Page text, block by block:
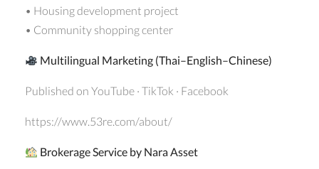
• Housing development project
• Community shopping center
Multilingual Marketing (Thai–English–Chinese)
Published on YouTube · TikTok · Facebook
https://www.53re.com/about/
Brokerage Service by Nara Asset